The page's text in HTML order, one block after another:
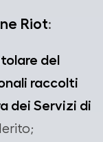
Riot:
del
raccolti
dei Servizi di